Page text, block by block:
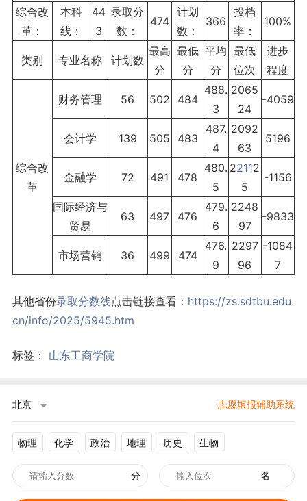
综合改
革：
本科
线：
44
3
录取分
数：
474
计划
数：
366
投档
率：
100%
类别 专业名称 计划数
最高
分
最低
分
平均
分
最低
位次
进步
程度
综合改
革
财务管理 56 502 484
488.
3
2065
24
-4059
会计学 139 505 483
487.
4
2092
63
5196
金融学 72 491 478
480.
5
22112
5
-1156
国际经济与
贸易
63 497 476
479.
6
2248
97
-9833
市场营销 36 499 474
476.
9
2297
96
-1084
7
其他省份录取分数线点击链接查看： https://zs.sdtbu.edu.
cn/info/2025/5945.htm
标签： 山东工商学院
北京 志愿填报辅助系统
物理 化学 政治 地理 历史 生物
分 名